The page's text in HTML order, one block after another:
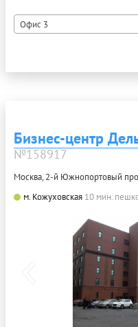
Офис 3
Бизнес-центр
№158917
Москва, 2-й Южнопортовый
м. Кожуховская 10 мин.